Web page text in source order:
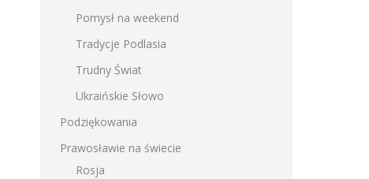
Pomysł na weekend
Tradycje Podlasia
Trudny Świat
Ukraińskie Słowo
Podziękowania
Prawosławie na świecie
Rosja